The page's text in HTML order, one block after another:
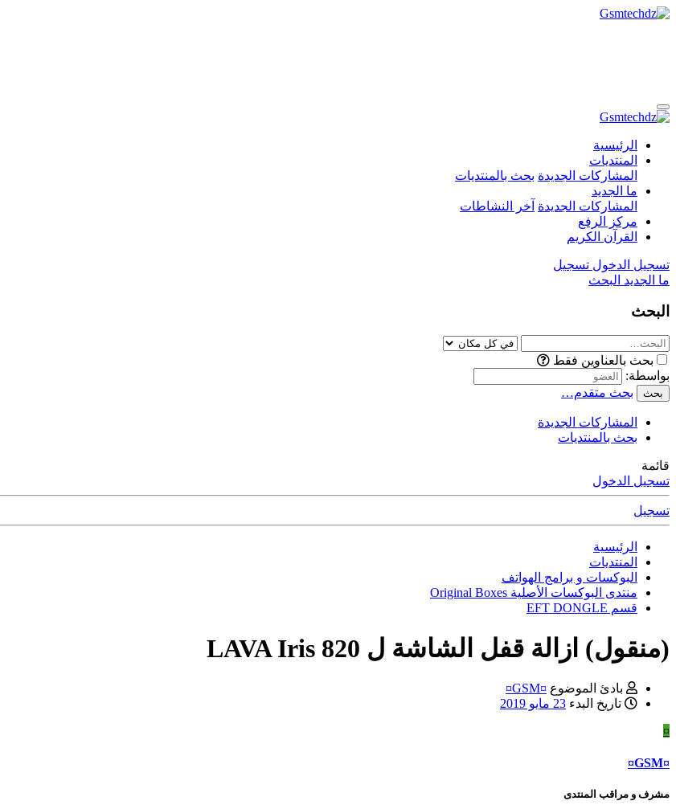
الرئيسية
المنتديات
المشاركات الجديدة بحث بالمنتديات
ما الجديد
المشاركات الجديدة آخر النشاطات
مركز الرفع
القرآن الكريم
تسجيل الدخول تسجيل
ما الجديد البحث
البحث
بحث بالعناوين فقط
بواسطة:
بحث بحث متقدم…
المشاركات الجديدة
بحث بالمنتديات
قائمة
تسجيل الدخول
تسجيل
الرئيسية
المنتديات
البوكسات و برامج الهواتف
منتدى البوكسات الأصلية Original Boxes
قسم EFT DONGLE
(منقول) ازالة قفل الشاشة ل LAVA Iris 820
بادئ الموضوع ¤GSM¤
تاريخ البدء 23 مايو 2019
¤
¤GSM¤
مشرف و مراقب المنتدى